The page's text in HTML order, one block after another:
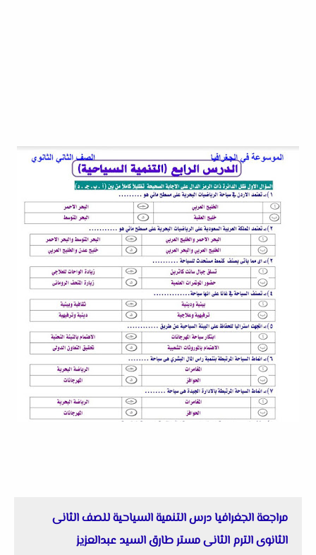
مراجعة الجغرافيا درس التنمية السياحية للصف الثانى
الثانوى الترم الثانى مستر طارق السيد عبدالعزيز